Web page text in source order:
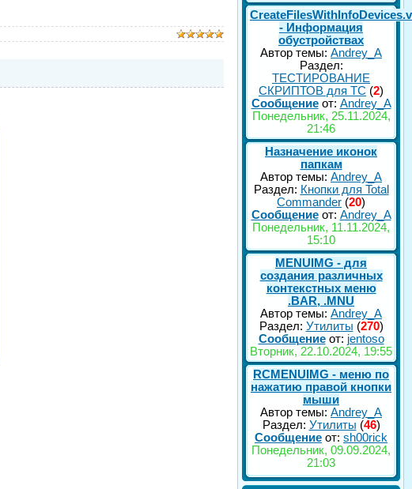
- Информация
обустройствах
Автор темы: Andrey_A
Раздел:
ТЕСТИРОВАНИЕ
СКРИПТОВ для TC (2)
Сообщениеот: Andrey_A
Понедельник, 25.11.2024,
21:46
Назначение иконок
папкам
Автор темы: Andrey_A
Раздел: Кнопки для Total
Commander (20)
Сообщениеот: Andrey_A
Понедельник, 11.11.2024,
15:10
MENUIMG - для
создания различных
контекстных меню
.BAR, .MNU
Автор темы: Andrey_A
Раздел: Утилиты (270)
Сообщениеот: jentoso
Вторник, 22.10.2024, 19:55
RCMENUIMG - меню по
нажатию правой кнопки
мыши
Автор темы: Andrey_A
Раздел: Утилиты (46)
Сообщение от: sh00rick
Понедельник, 09.09.2024,
21:03